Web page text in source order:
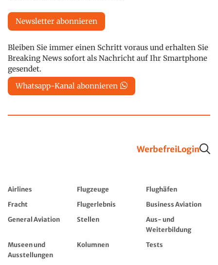
Newsletter abonnieren
Bleiben Sie immer einen Schritt voraus und erhalten Sie
Breaking News sofort als Nachricht auf Ihr Smartphone
gesendet.
Whatsapp-Kanal abonnieren
WerbefreiLogin
Airlines Flugzeuge
Flughäfen
Fracht
Flugerlebnis
Business Aviation
General Aviation
Stellen
Aus- und
Weiterbildung
Museen und
Ausstellungen
Kolumnen Tests